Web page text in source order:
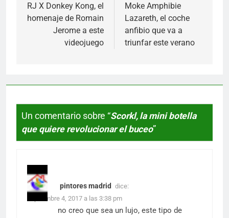
de
entradas
RJ X Donkey Kong, el
homenaje de Romain
Jerome a este
videojuego
Moke Amphibie
Lazareth, el coche
anfibio que va a
triunfar este verano
Un comentario sobre “Scorkl, la mini botella
que quiere revolucionar el buceo”
pintores madrid dice:
septiembre 4, 2017 a las 3:38 pm
no creo que sea un lujo, este tipo de